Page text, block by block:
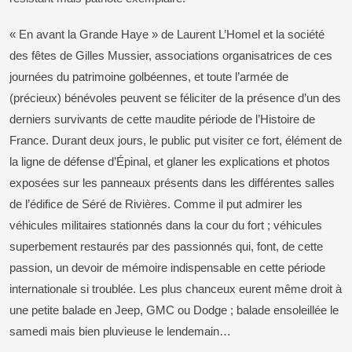
« En avant la Grande Haye » de Laurent L’Homel et la société
des fêtes de Gilles Mussier, associations organisatrices de ces
journées du patrimoine golbéennes, et toute l’armée de
(précieux) bénévoles peuvent se féliciter de la présence d’un des
derniers survivants de cette maudite période de l’Histoire de
France. Durant deux jours, le public put visiter ce fort, élément de
la ligne de défense d’Épinal, et glaner les explications et photos
exposées sur les panneaux présents dans les différentes salles
de l’édifice de Séré de Rivières. Comme il put admirer les
véhicules militaires stationnés dans la cour du fort ; véhicules
superbement restaurés par des passionnés qui, font, de cette
passion, un devoir de mémoire indispensable en cette période
internationale si troublée. Les plus chanceux eurent même droit à
une petite balade en Jeep, GMC ou Dodge ; balade ensoleillée le
samedi mais bien pluvieuse le lendemain…